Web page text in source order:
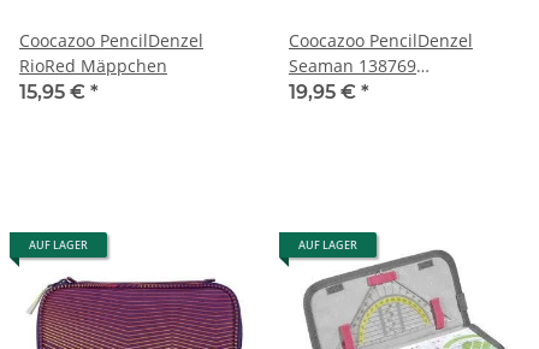
Coocazoo PencilDenzel
RioRed Mäppchen
15,95 € *
Coocazoo PencilDenzel
Seaman 138769
Schlampermäppchen
19,95 € *
AUF LAGER AUF LAGER